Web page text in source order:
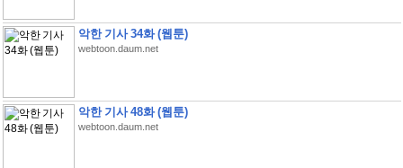
악한 기사 34화 (웹툰)
webtoon.daum.net
악한 기사 48화 (웹툰)
webtoon.daum.net